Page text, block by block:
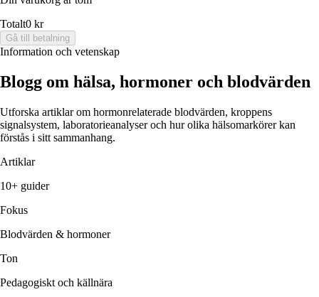
Totalt0 kr
Gå till betalning
Information och vetenskap
Blogg om hälsa, hormoner och blodvärden
Utforska artiklar om hormonrelaterade blodvärden, kroppens
signalsystem, laboratorieanalyser och hur olika hälsomarkörer kan
förstås i sitt sammanhang.
Artiklar
10+ guider
Fokus
Blodvärden & hormoner
Ton
Pedagogiskt och källnära